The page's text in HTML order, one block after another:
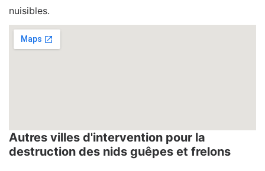
nuisibles.
Autres villes d'intervention pour la
destruction des nids guêpes et frelons